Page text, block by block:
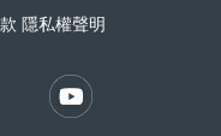
隱私權聲明